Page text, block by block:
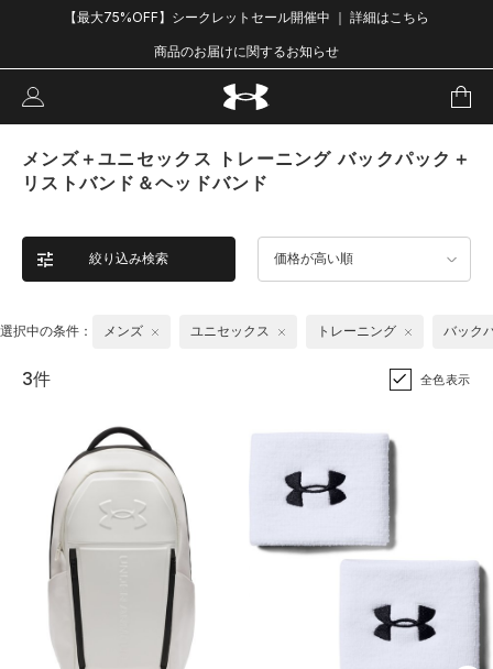
【最大75%OFF】シークレットセール開催中 ｜ 詳細はこちら
商品のお届けに関するお知らせ
メンズ＋ユニセックス トレーニング バックパック＋
リストバンド＆ヘッドバンド
絞り込み検索 価格が高い順
選択中の条件： メンズ ユニセックス トレーニング バック
3件 全色表示